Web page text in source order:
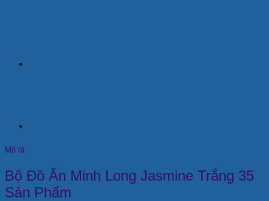
Mô tả
Bộ Đồ Ăn Minh Long Jasmine Trắng 35
Sản Phẩm